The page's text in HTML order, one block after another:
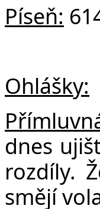
Píseň:
Ohlášky:
dnes
rozdíly.
smějí